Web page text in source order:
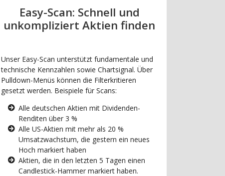
Easy-Scan: Schnell und
unkompliziert Aktien finden
Unser Easy-Scan unterstützt fundamentale und
technische Kennzahlen sowie Chartsignal. Über
Pulldown-Menüs können die Filterkritieren
gesetzt werden. Beispiele für Scans:
Alle deutschen Aktien mit Dividenden-
Renditen über 3 %
Alle US-Aktien mit mehr als 20 %
Umsatzwachstum, die gestern ein neues
Hoch markiert haben
Aktien, die in den letzten 5 Tagen einen
Candlestick-Hammer markiert haben.